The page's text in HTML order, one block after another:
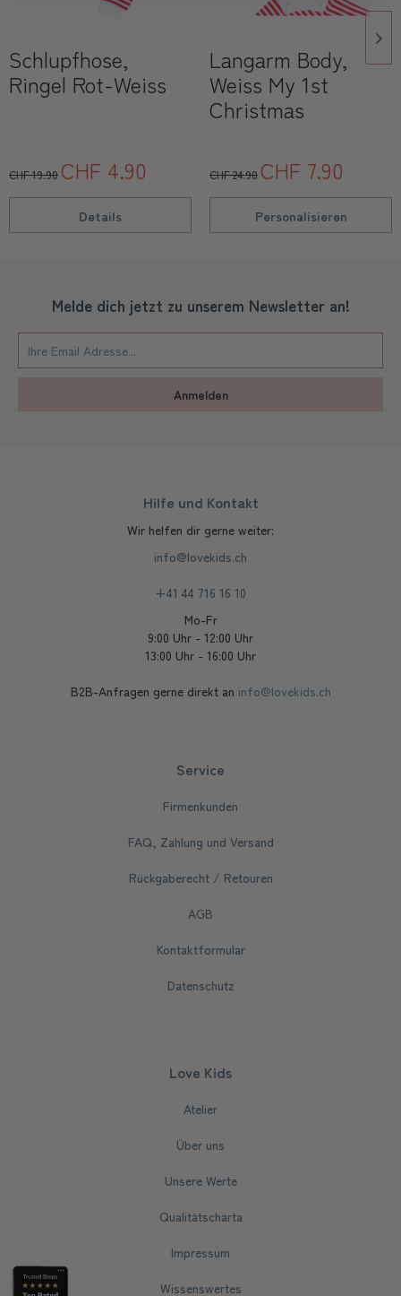
Schlupfhose,
Ringel Rot-Weiss
CHF 19.90CHF 4.90
Details
Langarm Body,
Weiss My 1st
Christmas
CHF 24.90CHF 7.90
Personalisieren
Melde dich jetzt zu unserem Newsletter an!
Anmelden
Hilfe und Kontakt
Wir helfen dir gerne weiter:
info@lovekids.ch
+41 44 716 16 10
Mo-Fr
9:00 Uhr - 12:00 Uhr
13:00 Uhr - 16:00 Uhr
B2B-Anfragen gerne direkt an info@lovekids.ch
Service
Firmenkunden
FAQ, Zahlung und Versand
Rückgaberecht / Retouren
AGB
Kontaktformular
Datenschutz
Love Kids
Atelier
Über uns
Unsere Werte
Qualitätscharta
Impressum
Wissenswertes